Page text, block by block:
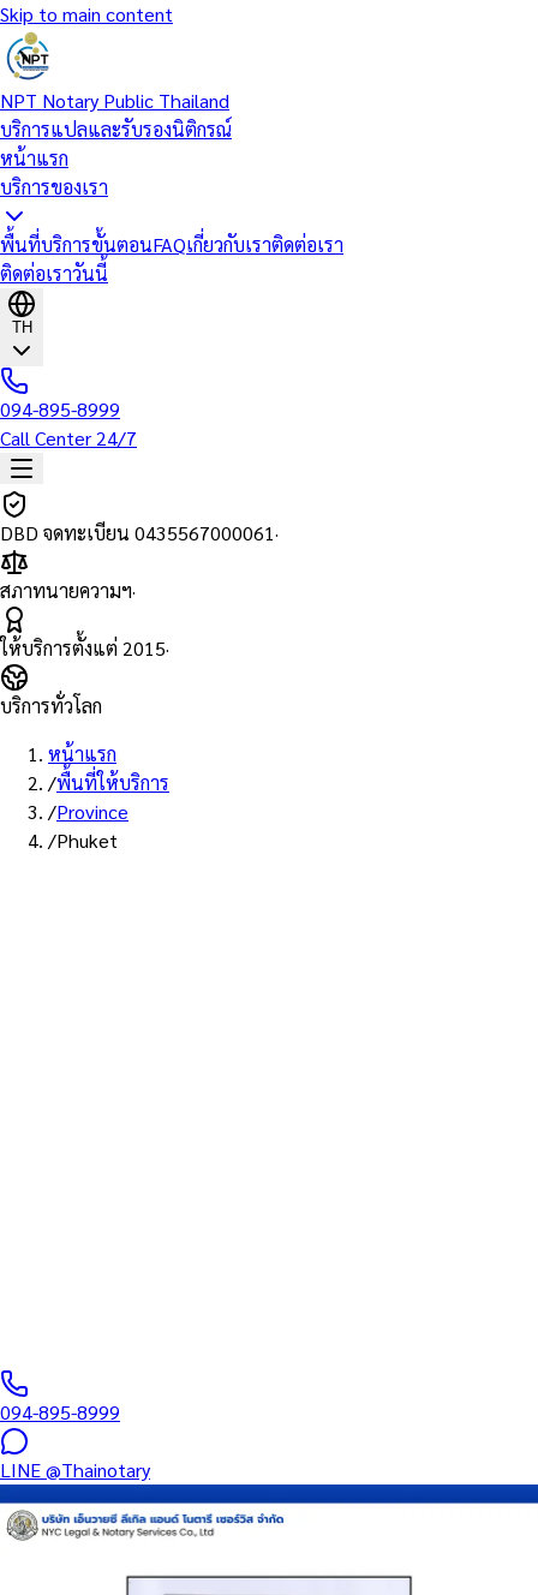
Skip to main content
NPT Notary Public Thailand
บริการแปลและรับรองนิติกรณ์
หน้าแรก
บริการของเรา
พื้นที่บริการขั้นตอนFAQเกี่ยวกับเราติดต่อเรา
ติดต่อเราวันนี้
TH
094-895-8999
Call Center 24/7
DBD จดทะเบียน 0435567000061·
สภาทนายความฯ·
ให้บริการตั้งแต่ 2015·
บริการทั่วโลก
หน้าแรก
/พื้นที่ให้บริการ
/Province
/Phuket
094-895-8999
LINE@Thainotary